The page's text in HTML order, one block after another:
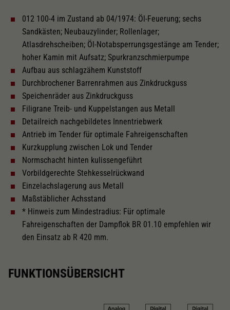
Rauchgenerator vorbereitet
Gleichstrom Digital EXTRA
Decoder Doehler & Haass
Wechselstrom Digital EXTRA
Länger über Puffer in mm
PluX22
012 100-4 im Zustand ab 04/1974: Öl-Feuerung; sechs
Sandkästen; Neubauzylinder; Rollenlager;
Atlasdrehscheiben; Öl-Notabsperrungsgestänge am Tender;
hoher Kamin mit Aufsatz; Spurkranzschmierpumpe
Aufbau aus schlagzähem Kunststoff
Durchbrochener Barrenrahmen aus Zinkdruckguss
Speichenräder aus Zinkdruckguss
Filigrane Treib- und Kuppelstangen aus Metall
Detailreich nachgebildetes Innentriebwerk
Antrieb im Tender für optimale Fahreigenschaften
Kurzkupplung zwischen Lok und Tender
Normschacht hinten kulissengeführt
Vorbildgerechte Stehkesselrückwand
Einzelachslagerung aus Metall
Maßstäblicher Achsstand
* Hinweis zum Mindestradius: Für optimale
Fahreigenschaften der Dampflok BR 01.10 empfehlen wir
den Einsatz ab R 420 mm.
FUNKTIONSÜBERSICHT